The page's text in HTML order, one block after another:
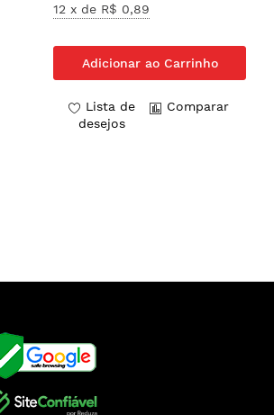
12 x de R$ 0,89
Adicionar ao Carrinho
Lista de
desejos
Comparar